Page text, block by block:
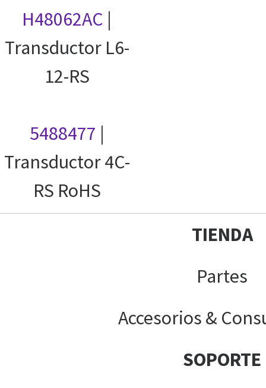
H48062AC |
Transductor L6-
12-RS
5488477 |
Transductor 4C-
RS RoHS
TIENDA
Partes
Accesorios &
SOPORTE